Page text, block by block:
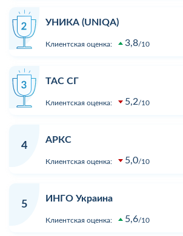
УНИКА (UNIQA)
Клиентская оценка: 3,8 10
ТАС СГ
Клиентская оценка: 5,2 10
4
АРКС
Клиентская оценка: 5,0 10
5
ИНГО Украина
Клиентская оценка: 5,6 10